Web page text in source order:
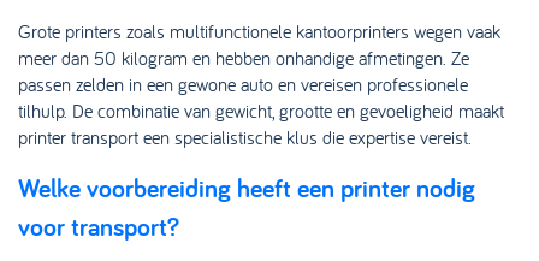
Grote printers zoals multifunctionele kantoorprinters wegen vaak
meer dan 50 kilogram en hebben onhandige afmetingen. Ze
passen zelden in een gewone auto en vereisen professionele
tilhulp. De combinatie van gewicht, grootte en gevoeligheid maakt
printer transport een specialistische klus die expertise vereist.
Welke voorbereiding heeft een printer nodig
voor transport?